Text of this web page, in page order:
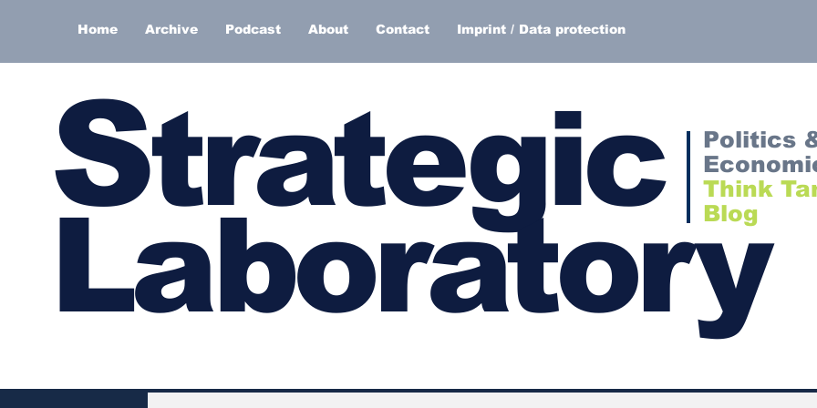
Home Archive Podcast About Contact Imprint / Data protection
Strategic
Laboratory
Politics
Think
Blog